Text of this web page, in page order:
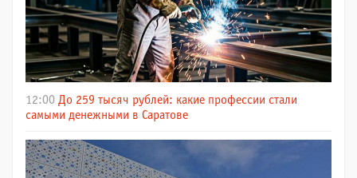
12:00 До 259 тысяч рублей: какие профессии стали
самыми денежными в Саратове